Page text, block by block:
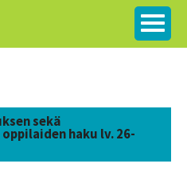
sekä
haku lv. 26-